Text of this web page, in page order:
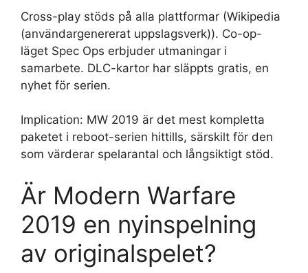
Cross-play stöds på alla plattformar (Wikipedia
(användargenererat uppslagsverk)). Co-op-
läget Spec Ops erbjuder utmaningar i
samarbete. DLC-kartor har släppts gratis, en
nyhet för serien.
Implication: MW 2019 är det mest kompletta
paketet i reboot-serien hittills, särskilt för den
som värderar spelarantal och långsiktigt stöd.
Är Modern Warfare
2019 en nyinspelning
av originalspelet?